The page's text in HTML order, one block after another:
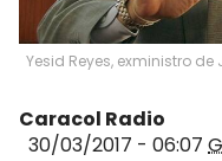
Yesid Reyes, exministro
Caracol Radio
30/03/2017 - 06:07